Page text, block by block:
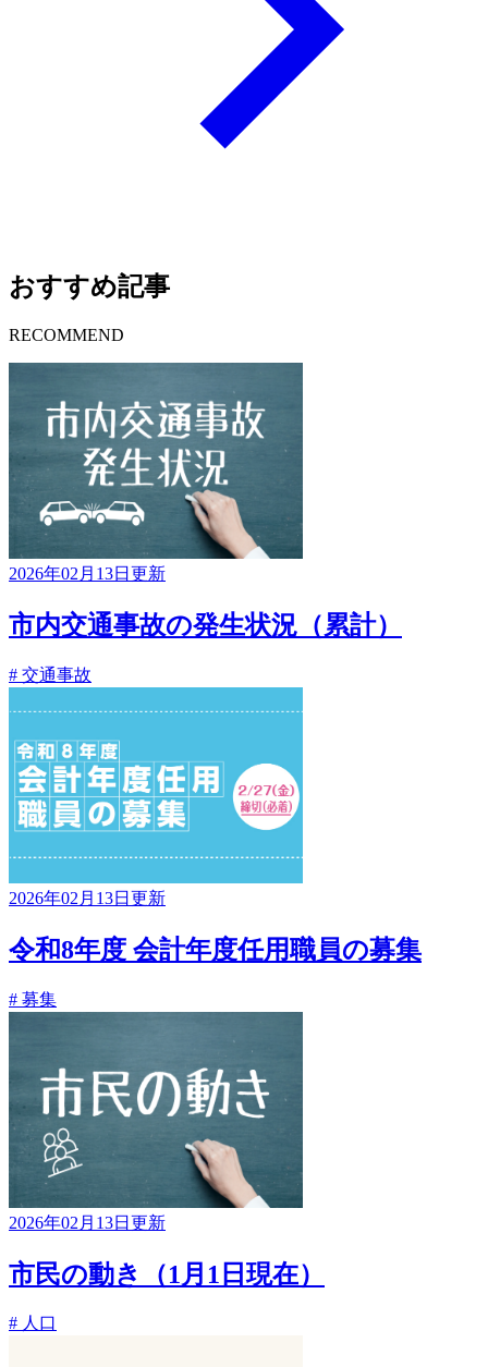
おすすめ記事
RECOMMEND
2026年02月13日更新
市内交通事故の発生状況（累計）
# 交通事故
2026年02月13日更新
令和8年度 会計年度任用職員の募集
# 募集
2026年02月13日更新
市民の動き（1月1日現在）
# 人口